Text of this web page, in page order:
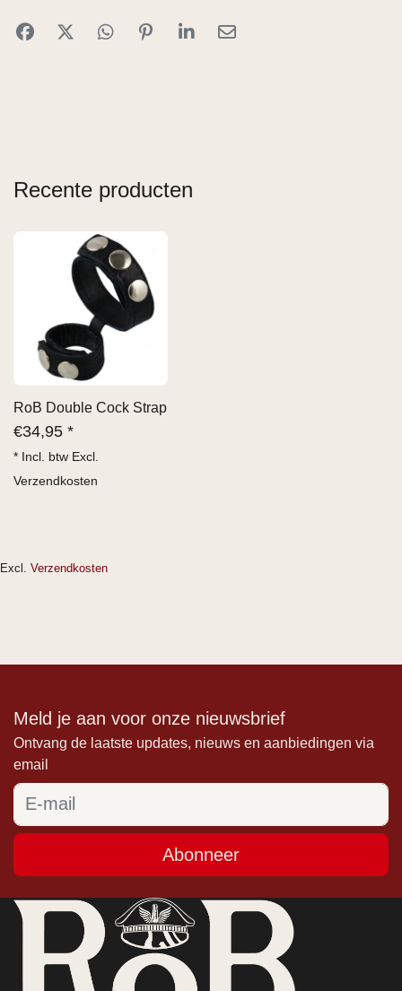
Recente producten
RoB Double Cock Strap
€34,95 *
* Incl. btw Excl.
Verzendkosten
Excl. Verzendkosten
Meld je aan voor onze nieuwsbrief
Ontvang de laatste updates, nieuws en aanbiedingen via
email
Abonneer